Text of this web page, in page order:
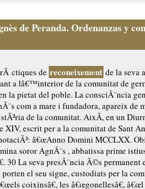
de Peranda. Ordenanzas y
ctiques de reconeixement de la seva
a lâ€™interior de la comunitat de
la pietat del poble. La consciÃ¨ncia
com a mare i fundadora, apareix de
de la comunitat. AixÃ­, en un
XIV, escrit per a la comunitat de Sant
â€œAnno Domini MCCLXX.
soror AgnÃ¨s , abbatissa prime
30 La seva presÃ¨ncia Ã©s permanent
el seu signe, custodiats per la
coixinsâ€, les â€œgonellesâ€,